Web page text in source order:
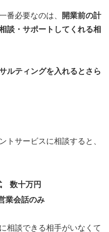
番必要なのは、
開業前の計
談・サポートしてくれる相
ルティングを入れるとさら
トサービスに相談すると、
数十万円
業会話のみ
相談できる相手がいなくて